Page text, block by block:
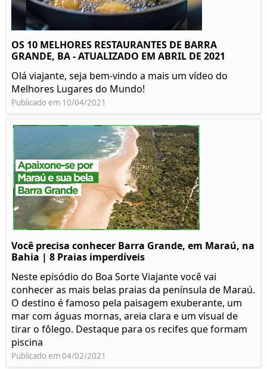
OS 10 MELHORES RESTAURANTES DE BARRA
GRANDE, BA - ATUALIZADO EM ABRIL DE 2021
Olá viajante, seja bem-vindo a mais um vídeo do
Melhores Lugares do Mundo!
Publicado em 10/04/2021
Você precisa conhecer Barra Grande, em Maraú, na
Bahia | 8 Praias imperdíveis
Neste episódio do Boa Sorte Viajante você vai
conhecer as mais belas praias da península de Maraú.
O destino é famoso pela paisagem exuberante, um
mar com águas mornas, areia clara e um visual de
tirar o fôlego. Destaque para os recifes que formam
piscina
Publicado em 04/02/2021